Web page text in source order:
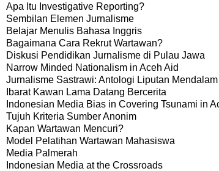
Apa Itu Investigative Reporting?
Sembilan Elemen Jurnalisme
Belajar Menulis Bahasa Inggris
Bagaimana Cara Rekrut Wartawan?
Diskusi Pendidikan Jurnalisme di Pulau Jawa
Narrow Minded Nationalism in Aceh Aid
Jurnalisme Sastrawi: Antologi Liputan
Ibarat Kawan Lama Datang Bercerita
Indonesian Media Bias in Covering Tsunami in
Tujuh Kriteria Sumber Anonim
Kapan Wartawan Mencuri?
Model Pelatihan Wartawan Mahasiswa
Media Palmerah
Indonesian Media at the Crossroads